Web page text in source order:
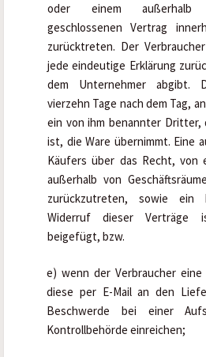
oder einem außerhalb
geschlossenen Vertrag
zurücktreten. Der
jede eindeutige Erklärung
dem Unternehmer abgibt.
vierzehn Tage nach dem Tag,
ein von ihm benannter
ist, die Ware übernimmt. Eine
Käufers über das Recht, von
außerhalb von
zurückzutreten, sowie ein
Widerruf dieser Verträge
beigefügt, bzw.
e) wenn der Verbraucher
diese per E-Mail an den
Beschwerde bei einer
Kontrollbehörde einreichen;